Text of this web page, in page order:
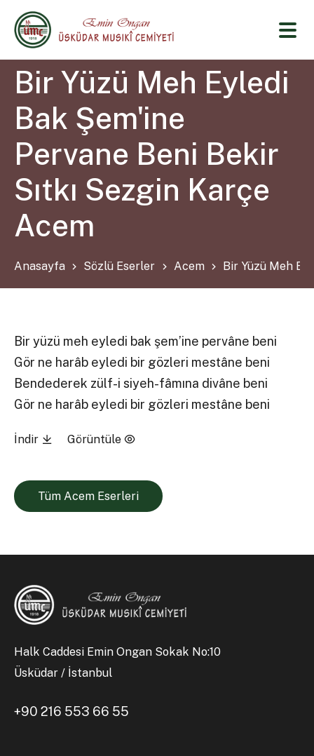
Bir Yüzü Meh Eyledi
Bak Şem'ine
Pervane Beni Bekir
Sıtkı Sezgin Karçe
Acem
Anasayfa Sözlü Eserler Acem Bir Yüzü Meh
Bir yüzü meh eyledi bak şem’ine pervâne beni
Gör ne harâb eyledi bir gözleri mestâne beni
Bendederek zülf-i siyeh-fâmına divâne beni
Gör ne harâb eyledi bir gözleri mestâne beni
İndir Görüntüle
Tüm Acem Eserleri
Halk Caddesi Emin Ongan Sokak No:10
Üsküdar / İstanbul
+90 216 553 66 55